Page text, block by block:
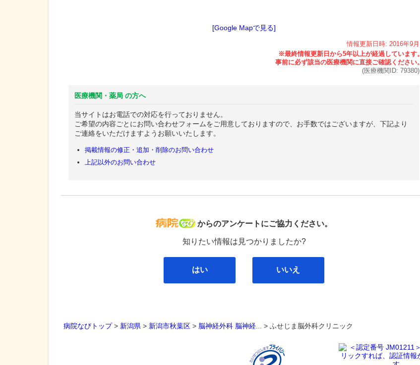
[Google Mapで見る]
情報更新日時: 2016年9月
(医療機関ID: 79380)
医療機関・薬局 の方へ
当サイトはお電話での対応を行っておりません。
ご希望の内容ごとにお問い合わせフォームをご用意しておりますので、お手数ではございますが、下記より
ご連絡をいただけますようお願いいたします。
掲載情報の修正・追加・削除のお問い合わせ
上記以外のお問い合わせ
病院なび
からのアンケートにご協力ください。
知りたい情報は見つかりましたか?
はい いいえ
病院なびトップ> 新潟県 > 新潟市秋葉区 > 脳神経外科 脳神経 ... > ふせじま脳外科クリニック